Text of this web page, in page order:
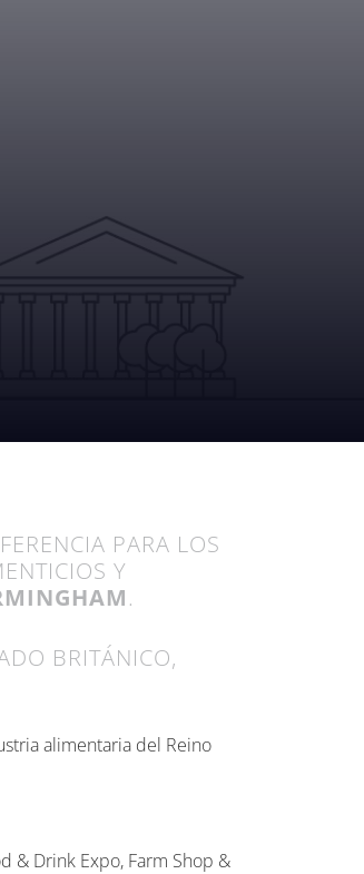
PARA LOS
Y
.
BRITÁNICO,
alimentaria del Reino
& Drink Expo, Farm Shop &